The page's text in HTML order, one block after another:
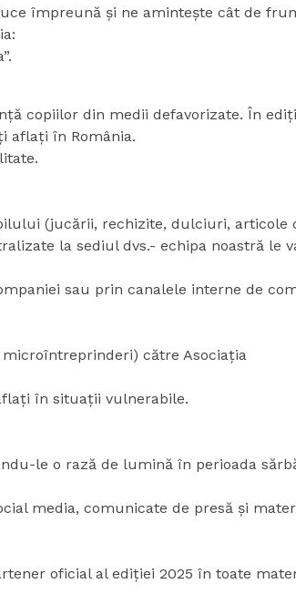
împreună și ne amintește cât de
copiilor din medii defavorizate. În
aflați în România.
(jucării, rechizite, dulciuri, articole
la sediul dvs.- echipa noastră le
sau prin canalele interne de
către Asociația
în situații vulnerabile.
le o rază de lumină în perioada
media, comunicate de presă și
oficial al ediției 2025 în toate